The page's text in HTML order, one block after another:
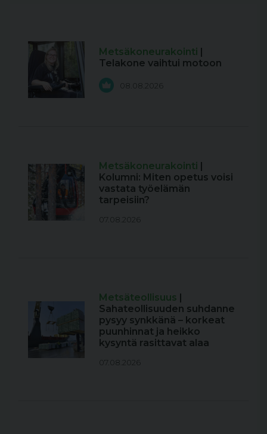
Metsäkoneurakointi
Telakone vaihtui motoon
08.08.2026
Metsäkoneurakointi
Kolumni: Miten opetus voisi
vastata työelämän
tarpeisiin?
07.08.2026
Metsäteollisuus
Sahateollisuuden suhdanne
pysyy synkkänä – korkeat
puunhinnat ja heikko
kysyntä rasittavat alaa
07.08.2026